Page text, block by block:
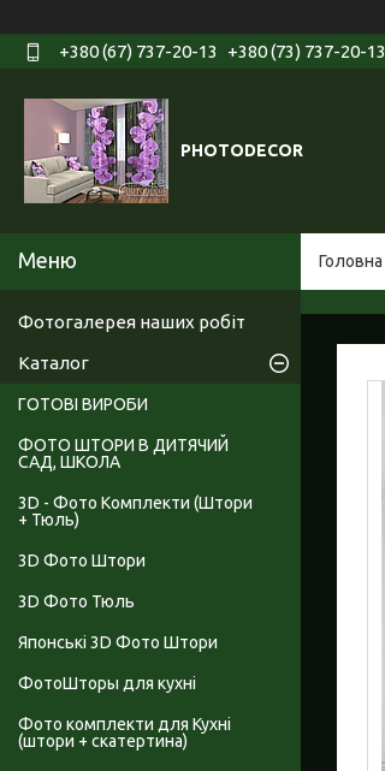
+380 (67) 737-20-13 +380 (73) 737-20-13
PHOTODECOR
Головна
Фотогалерея наших робіт
Каталог
ГОТОВІ ВИРОБИ
ФОТО ШТОРИ В ДИТЯЧИЙ
САД, ШКОЛА
3D - Фото Комплекти (Штори
+ Тюль)
3D Фото Штори
3D Фото Тюль
Японські 3D Фото Штори
ФотоШторы для кухні
Фото комплекти для Кухні
(штори + скатертина)